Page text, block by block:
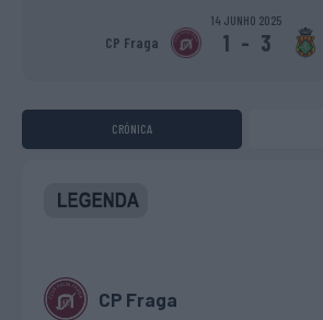
14 JUNHO 2025
CP Fraga 1 - 3
CRÓNICA
CP Fraga